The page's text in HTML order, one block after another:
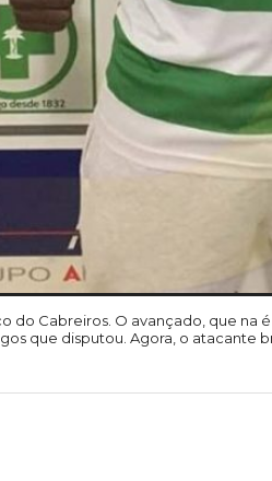
do Cabreiros. O avançado, que na
que disputou. Agora, o atacante